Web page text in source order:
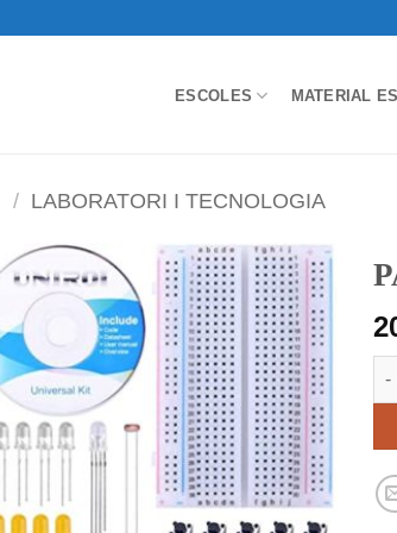
ESCOLES MATERIAL
/ LABORATORI I TECNOLOGIA